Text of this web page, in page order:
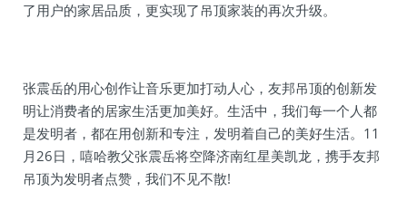
了用户的家居品质，更实现了吊顶家装的再次升级。
张震岳的用心创作让音乐更加打动人心，友邦吊顶的创新发
明让消费者的居家生活更加美好。生活中，我们每一个人都
是发明者，都在用创新和专注，发明着自己的美好生活。11
月26日，嘻哈教父张震岳将空降济南红星美凯龙，携手友邦
吊顶为发明者点赞，我们不见不散!